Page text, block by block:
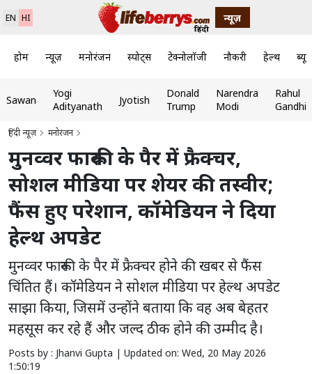
EN HI न्यूज़
होम न्यूज़ मनोरंजन स्पोर्ट्स टेक्नोलॉजी नौकरी हेल्थ
Sawan
Yogi
Adityanath
Jyotish
Donald
Trump
Narendra
Modi
Rahul
Gandhi
हिंदी न्यूज़ मनोरंजन
मुनव्वर फारूकी के पैर में फ्रैक्चर,
सोशल मीडिया पर शेयर की तस्वीर;
फैंस हुए परेशान, कॉमेडियन ने दिया
हेल्थ अपडेट
मुनव्वर फारूकी के पैर में फ्रैक्चर होने की खबर से फैंस
चिंतित हैं। कॉमेडियन ने सोशल मीडिया पर हेल्थ अपडेट
साझा किया, जिसमें उन्होंने बताया कि वह अब बेहतर
महसूस कर रहे हैं और जल्द ठीक होने की उम्मीद है।
Posts by : Jhanvi Gupta | Updated on: Wed, 20 May 2026
1:50:19